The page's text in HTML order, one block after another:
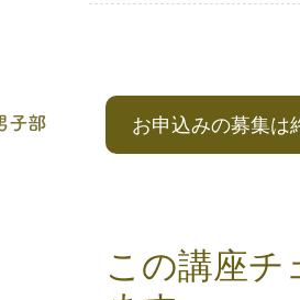
お申込みの募集は
この講座チ